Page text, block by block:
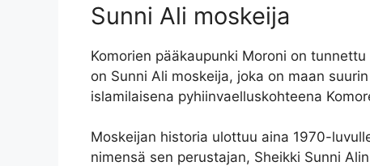
Sunni Ali moskeija
Komorien pääkaupunki Moroni on
on Sunni Ali moskeija, joka on maan
islamilaisena pyhiinvaelluskohteena
Moskeijan historia ulottuu aina 1970-
nimensä sen perustajan, Sheikki Sunni